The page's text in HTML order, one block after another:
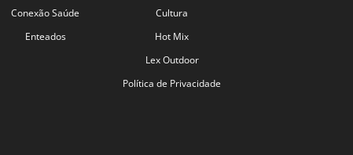
Conexão Saúde
Enteados
Cultura
Hot Mix
Lex Outdoor
Política de Privacidade